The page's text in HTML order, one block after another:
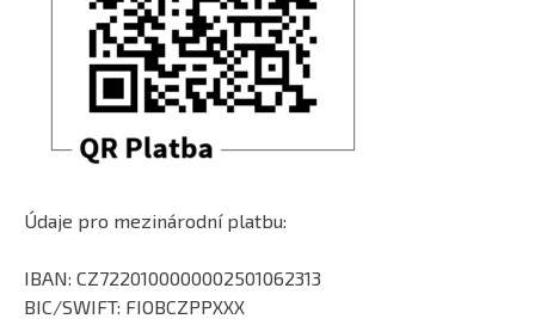
Údaje pro mezinárodní platbu:
IBAN: CZ7220100000002501062313
BIC/SWIFT: FIOBCZPPXXX